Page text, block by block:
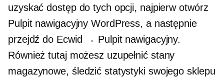
uzyskać dostęp do tych opcji, najpierw otwórz
Pulpit nawigacyjny WordPress, a następnie
przejdź do Ecwid → Pulpit nawigacyjny.
Również tutaj możesz uzupełnić stany
magazynowe, śledzić statystyki swojego sklepu